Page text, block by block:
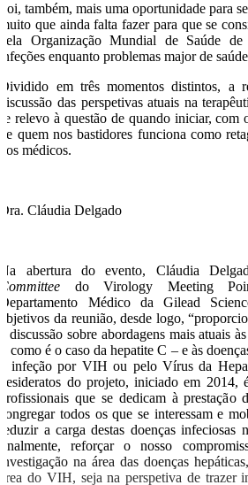
Foi, também, mais uma oportunidade para
muito que ainda falta fazer para que se
pela Organização Mundial de Saúde
infeções enquanto problemas major de
Dividido em três momentos distintos, a
discussão das perspetivas atuais na
se relevo à questão de quando iniciar, com
de quem nos bastidores funciona como
dos médicos.
Dra. Cláudia Delgado
Na abertura do evento, Cláudia
Committee do Virology Meeting
Departamento Médico da Gilead
objetivos da reunião, desde logo,
e discussão sobre abordagens mais atuais
– como é o caso da hepatite C – e às
a infeção por VIH ou pelo Vírus da
desideratos do projeto, iniciado em 2014,
profissionais que se dedicam à prestação
congregar todos os que se interessam e
reduzir a carga destas doenças infeciosas
finalmente, reforçar o nosso
investigação na área das doenças
área do VIH, seja na perspetiva de trazer